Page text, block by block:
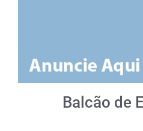
Balcão de